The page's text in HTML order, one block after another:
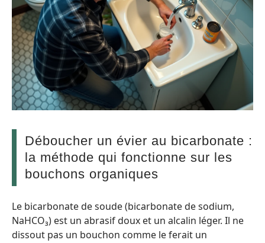
Déboucher un évier au bicarbonate :
la méthode qui fonctionne sur les
bouchons organiques
Le bicarbonate de soude (bicarbonate de sodium,
NaHCO₃) est un abrasif doux et un alcalin léger. Il ne
dissout pas un bouchon comme le ferait un